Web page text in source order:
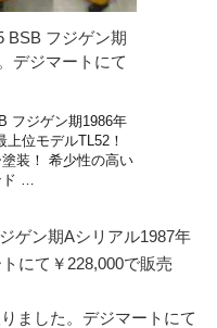
BSB フジゲン期
デジマートにて
フジゲン期1986年
位モデルTL52！
装！ 希少性の高い
…
ゲン期Aシリアル1987年
にて￥228,000で販売
ました。デジマートにて